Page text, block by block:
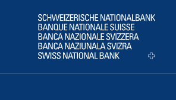
Logo